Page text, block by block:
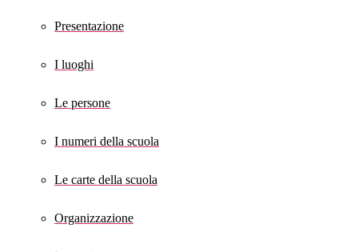
Presentazione
I luoghi
Le persone
I numeri della scuola
Le carte della scuola
Organizzazione